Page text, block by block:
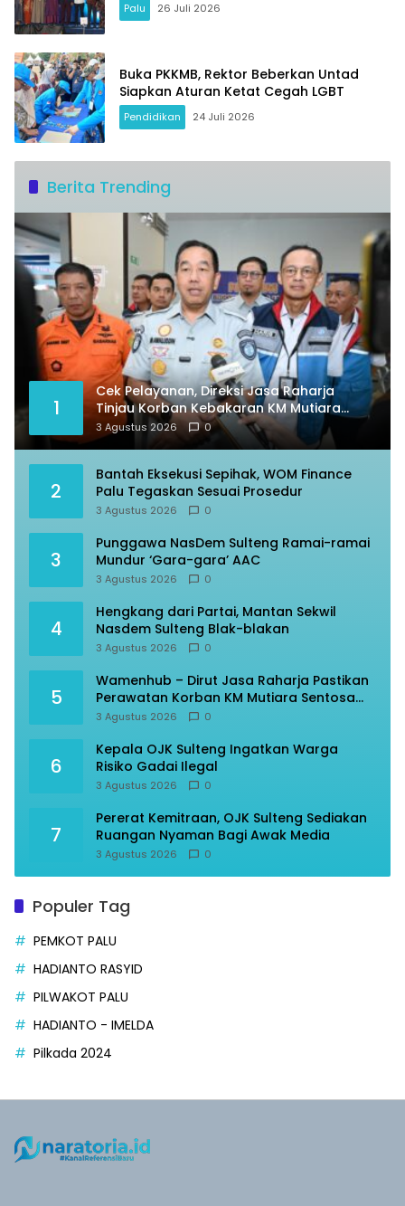
Palu 26 Juli 2026
Buka PKKMB, Rektor Beberkan Untad
Siapkan Aturan Ketat Cegah LGBT
Pendidikan 24 Juli 2026
Berita Trending
1
Cek Pelayanan, Direksi Jasa Raharja
Tinjau Korban Kebakaran KM Mutiara
Sentosa II
3 Agustus 2026 0
2
Bantah Eksekusi Sepihak, WOM Finance
Palu Tegaskan Sesuai Prosedur
3 Agustus 2026 0
3
Punggawa NasDem Sulteng Ramai-ramai
Mundur ‘Gara-gara’ AAC
3 Agustus 2026 0
4
Hengkang dari Partai, Mantan Sekwil
Nasdem Sulteng Blak-blakan
3 Agustus 2026 0
5
Wamenhub – Dirut Jasa Raharja Pastikan
Perawatan Korban KM Mutiara Sentosa
Optimal
3 Agustus 2026 0
6
Kepala OJK Sulteng Ingatkan Warga
Risiko Gadai Ilegal
3 Agustus 2026 0
7
Pererat Kemitraan, OJK Sulteng Sediakan
Ruangan Nyaman Bagi Awak Media
3 Agustus 2026 0
Populer Tag
PEMKOT PALU
HADIANTO RASYID
PILWAKOT PALU
HADIANTO - IMELDA
Pilkada 2024